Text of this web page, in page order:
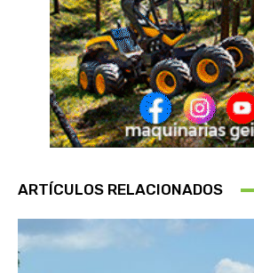
ARTÍCULOS RELACIONADOS